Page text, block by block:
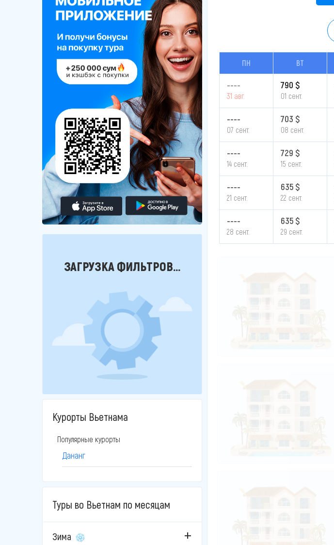
ЗАГРУЗКА ФИЛЬТРОВ...
Курорты Вьетнама
Популярные курорты
Дананг
Туры во Вьетнам по месяцам
Зима
ПН ВТ
----
31 авг.
790 $
01 сент.
----
07 сент.
703 $
08 сент.
----
14 сент.
729 $
15 сент.
----
21 сент.
635 $
22 сент.
----
28 сент.
635 $
29 сент.